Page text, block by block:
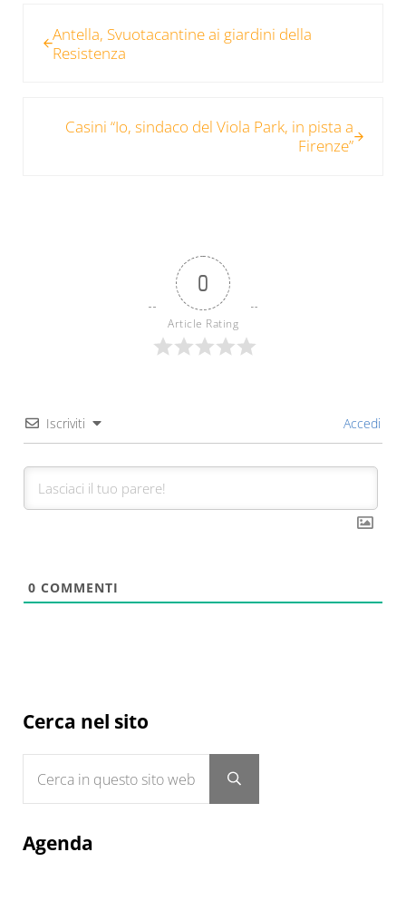
Antella, Svuotacantine ai giardini della
Resistenza
Casini “Io, sindaco del Viola Park, in pista a
Firenze”
0
Article Rating
Iscriviti Accedi
0 COMMENTI
Sidebar
Cerca nel sito
Submit search
Agenda